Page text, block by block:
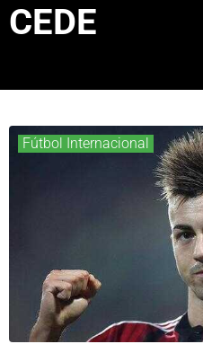
CEDE
Fútbol Internacional